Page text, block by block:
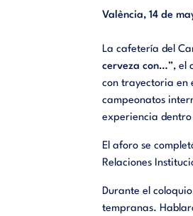
València, 14 de
La cafetería del
cerveza con…”, el
con trayectoria en
campeonatos
experiencia
El aforo se
Relaciones
Durante el
tempranas.